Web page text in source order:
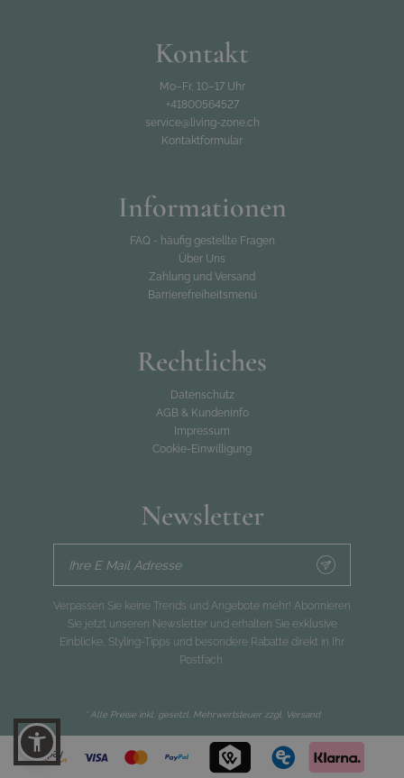
Kontakt
Mo–Fr, 10–17 Uhr
+41800564527
service@living-zone.ch
Kontaktformular
Informationen
FAQ - häufig gestellte Fragen
Über Uns
Zahlung und Versand
Barrierefreiheitsmenü
Rechtliches
Datenschutz
AGB & Kundeninfo
Impressum
Cookie-Einwilligung
Newsletter
Ihre E Mail Adresse
Verpassen Sie keine Trends und Angebote mehr! Abonnieren
Sie jetzt unseren Newsletter und erhalten Sie exklusive
Einblicke, Styling-Tipps und besondere Rabatte direkt in Ihr
Postfach.
* Alle Preise inkl. gesetzl. Mehrwertsteuer zzgl. Versand